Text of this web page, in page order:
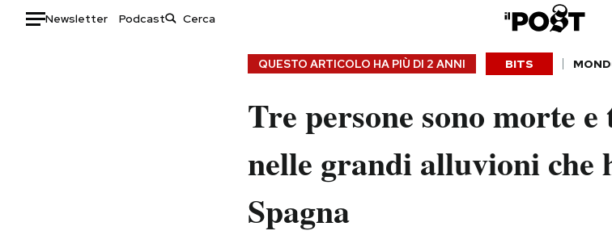
Newsletter Podcast
Storie/Idee
QUESTO ARTICOLO HA PIÙ DI 2 ANNI BITS
Tre persone sono morte
nelle grandi alluvioni che
Spagna